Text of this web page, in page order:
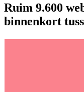
Ruim 9.600
binnenkort